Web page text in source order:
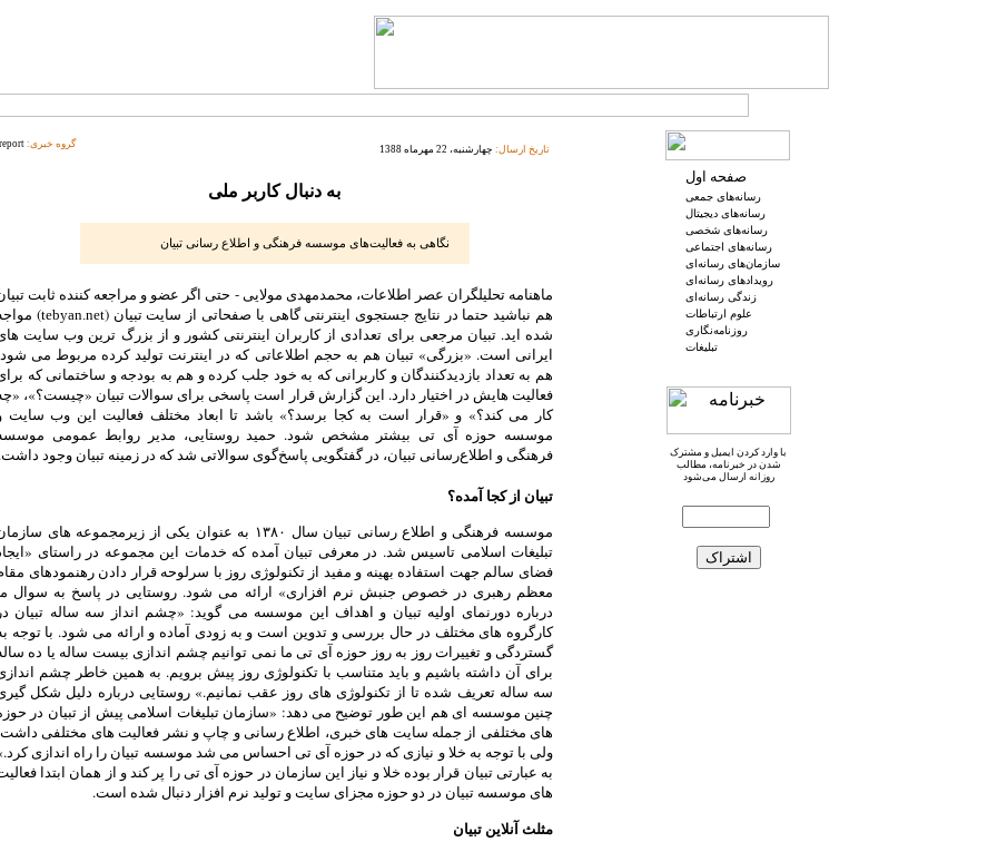
گروه خبری: تاریخ ارسال: چهارشنبه، 22 مهرماه 1388
به دنبال کاربر ملی
نگاهی به فعالیت‌های موسسه فرهنگی و اطلاع رسانی تبیان
ماهنامه تحلیلگران عصر اطلاعات، محمدمهدی مولایی - حتی اگر عضو و مراجعه کننده ثابت
هم نباشید حتما در نتایج جستجوی اینترنتی گاهی با صفحاتی از سایت تبیان (tebyan.net
)
شده اید. تبیان مرجعی برای تعدادی از کاربران اینترنتی کشور و از بزرگ ترین وب سایت
ایرانی است. «بزرگی» تبیان هم به حجم اطلاعاتی که در اینترنت تولید کرده مربوط می
هم به تعداد بازدیدکنندگان و کاربرانی که به خود جلب کرده و هم به بودجه و ساختمانی که
فعالیت هایش در اختیار دارد. این گزارش قرار است پاسخی برای سوالات تبیان «چیست؟»،
کار می کند؟» و «قرار است به کجا برسد؟» باشد تا ابعاد مختلف فعالیت این وب سایت
موسسه حوزه آی تی بیشتر مشخص شود. حمید روستایی، مدیر روابط عمومی
فرهنگی و اطلاع‌رسانی تبیان، در گفتگویی پاسخ‌گوی سوالاتی شد که در زمینه تبیان وجود
تبیان از کجا آمده؟
موسسه فرهنگی و اطلاع رسانی تبیان سال ۱۳۸۰ به عنوان یکی از زیرمجموعه های
تبلیغات اسلامی تاسیس شد. در معرفی تبیان آمده که خدمات این مجموعه در راستای
فضای سالم جهت استفاده بهینه و مفید از تکنولوژی روز با سرلوحه قرار دادن رهنمودهای
معظم رهبری در خصوص جنبش نرم افزاری» ارائه می شود. روستایی در پاسخ به سوال
درباره دورنمای اولیه تبیان و اهداف این موسسه می گوید: «چشم انداز سه ساله تبیان
کارگروه های مختلف در حال بررسی و تدوین است و به زودی آماده و ارائه می شود. با توجه
گستردگی و تغییرات روز به روز حوزه آی تی ما نمی توانیم چشم اندازی بیست ساله یا ده
برای آن داشته باشیم و باید متناسب با تکنولوژی روز پیش برویم. به همین خاطر چشم
سه ساله تعریف شده تا از تکنولوژی های روز عقب نمانیم.» روستایی درباره دلیل شکل
چنین موسسه ای هم این طور توضیح می دهد: «سازمان تبلیغات اسلامی پیش از تبیان در
های مختلفی از جمله سایت های خبری، اطلاع رسانی و چاپ و نشر فعالیت های مختلفی
ولی با توجه به خلا و نیازی که در حوزه آی تی احساس می شد موسسه تبیان را راه اندازی
به عبارتی تبیان قرار بوده خلا و نیاز این سازمان در حوزه آی تی را پر کند و از همان ابتدا
های موسسه تبیان در دو حوزه مجزای سایت و تولید نرم افزار دنبال شده است.
مثلث آنلاین تبیان
صفحه اول
رسانه‌های جمعی
رسانه‌های دیجیتال
رسانه‌های شخصی
رسانه‌های اجتماعی
سازمان‌های رسانه‌ای
رویدادهای رسانه‌ای
زندگی رسانه‌ای
علوم ارتباطات
روزنامه‌نگاری
تبلیغات
با وارد کردن ایمیل و مشترک
شدن در خبرنامه، مطالب
روزانه ارسال می‌شود